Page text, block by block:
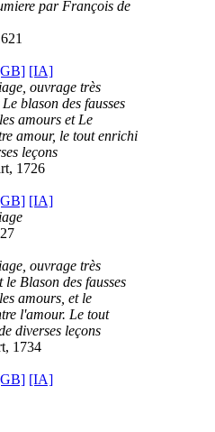
par François de
[IA]
ouvrage très
blason des fausses
amours et Le
amour, le tout enrichi
leçons
1726
[IA]
ouvrage très
Blason des fausses
amours, et le
l'amour. Le tout
diverses leçons
1734
[IA]